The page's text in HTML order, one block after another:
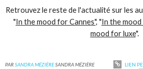
Retrouvez le reste de l'actualité sur les
"In the mood for Cannes", "In the
mood for luxe".
PARSANDRA MÉZIÈRESANDRA MÉZIÈRE LIEN